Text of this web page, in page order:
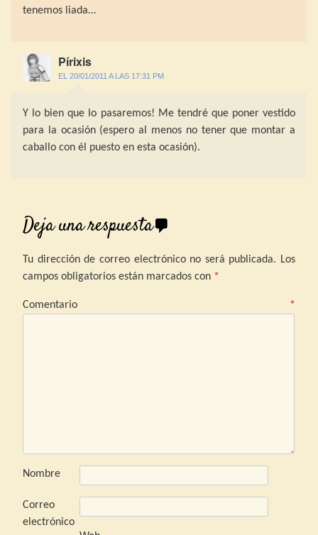
tenemos liada…
Pírixis
EL 20/01/2011 A LAS 17:31 PM
Y lo bien que lo pasaremos! Me tendré que poner vestido
para la ocasión (espero al menos no tener que montar a
caballo con él puesto en esta ocasión).
Deja una respuesta
Tu dirección de correo electrónico no será publicada. Los
campos obligatorios están marcados con *
Comentario *
Nombre
Correo
electrónico